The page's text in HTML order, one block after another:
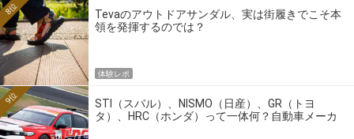
Tevaのアウトドアサンダル、実は街履きでこそ本
領を発揮するのでは？
8位
体験レポ
STI（スバル）、NISMO（日産）、GR（トヨ
タ）、HRC（ホンダ）って一体何？自動車メーカ
9位